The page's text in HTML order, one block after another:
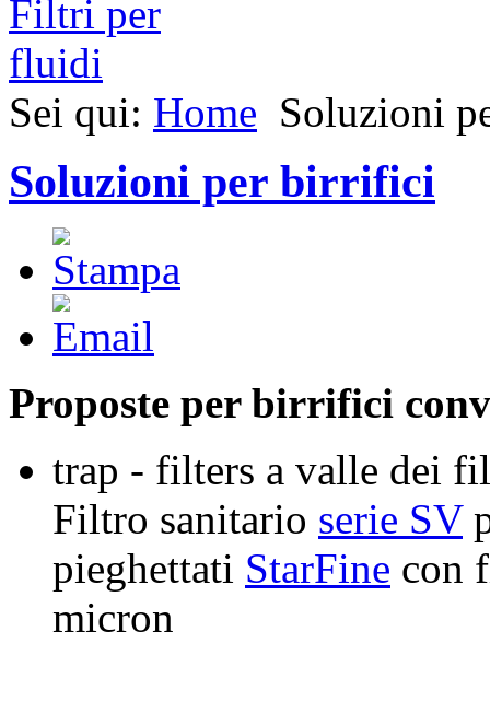
Sei qui: Home Soluzioni
Soluzioni per birrifici
Proposte per birrifici
trap - filters a valle dei
Filtro sanitario serie SV
pieghettati StarFine con
micron